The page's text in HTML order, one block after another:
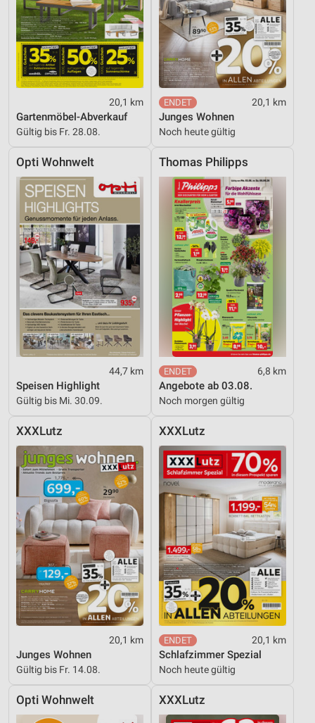
20,1 km
Gartenmöbel-Abverkauf
Gültig bis Fr. 28.08.
20,1 km
Junges Wohnen
Noch heute gültig
Opti Wohnwelt
44,7 km
Speisen Highlight
Gültig bis Mi. 30.09.
Thomas Philipps
6,8 km
Angebote ab 03.08.
Noch morgen gültig
XXXLutz
20,1 km
Junges Wohnen
Gültig bis Fr. 14.08.
XXXLutz
20,1 km
Schlafzimmer Spezial
Noch heute gültig
Opti Wohnwelt XXXLutz